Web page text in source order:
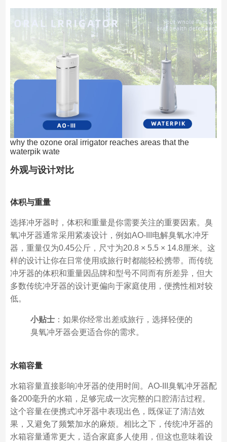
why the ozone oral irrigator reaches areas that the
waterpik wate
外观与设计对比
体积与重量
选择冲牙器时，体积和重量是你需要关注的重要因素。臭
氧冲牙器通常采用紧凑设计，例如AO-III电解臭氧水冲牙
器，重量仅为0.45公斤，尺寸为20.8 × 5.5 × 14.8厘米。这
样的设计让你在日常使用或旅行时都能轻松携带。而传统
冲牙器的体积和重量因品牌和型号不同而有所差异，但大
多数传统冲牙器的设计更偏向于家庭使用，便携性相对较
低。
小贴士：如果你经常出差或旅行，选择轻便的
臭氧冲牙器会更适合你的需求。
水箱容量
水箱容量直接影响冲牙器的使用时间。AO-III臭氧冲牙器配
备200毫升的水箱，足够完成一次完整的口腔清洁过程。
这个容量在便携式冲牙器中表现出色，既保证了清洁效
果，又避免了频繁加水的麻烦。相比之下，传统冲牙器的
水箱容量通常更大，适合家庭多人使用，但这也意味着设